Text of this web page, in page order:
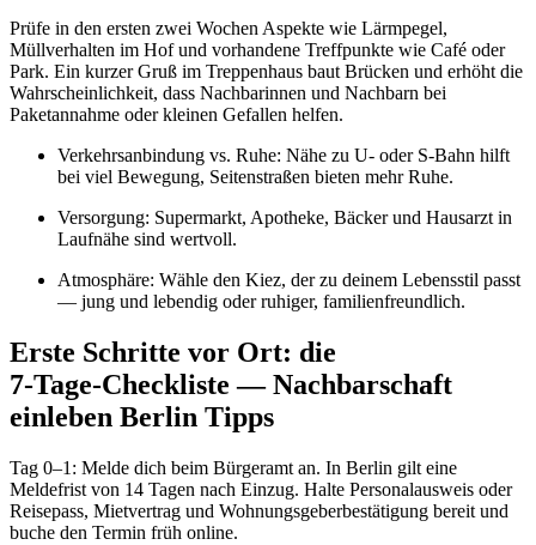
Prüfe in den ersten zwei Wochen Aspekte wie Lärmpegel,
Müllverhalten im Hof und vorhandene Treffpunkte wie Café oder
Park. Ein kurzer Gruß im Treppenhaus baut Brücken und erhöht die
Wahrscheinlichkeit, dass Nachbarinnen und Nachbarn bei
Paketannahme oder kleinen Gefallen helfen.
Verkehrsanbindung vs. Ruhe: Nähe zu U‑ oder S‑Bahn hilft
bei viel Bewegung, Seitenstraßen bieten mehr Ruhe.
Versorgung: Supermarkt, Apotheke, Bäcker und Hausarzt in
Laufnähe sind wertvoll.
Atmosphäre: Wähle den Kiez, der zu deinem Lebensstil passt
— jung und lebendig oder ruhiger, familienfreundlich.
Erste Schritte vor Ort: die
7‑Tage‑Checkliste — Nachbarschaft
einleben Berlin Tipps
Tag 0–1: Melde dich beim Bürgeramt an. In Berlin gilt eine
Meldefrist von 14 Tagen nach Einzug. Halte Personalausweis oder
Reisepass, Mietvertrag und Wohnungsgeberbestätigung bereit und
buche den Termin früh online.